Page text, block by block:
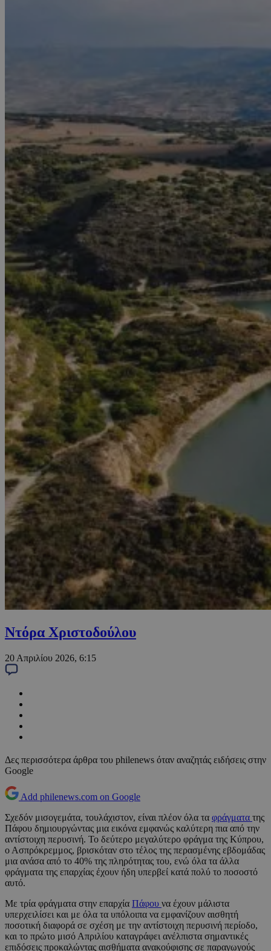
Ντόρα Χριστοδούλου
20 Απριλίου 2026, 6:15
Δες περισσότερα άρθρα του philenews όταν αναζητάς ειδήσεις στην
Google
Add philenews.com on Google
Σχεδόν μισογεμάτα, τουλάχιστον, είναι πλέον όλα τα φράγματα της
Πάφου δημιουργώντας μια εικόνα εμφανώς καλύτερη πια από την
αντίστοιχη περυσινή. Το δεύτερο μεγαλύτερο φράγμα της Κύπρου,
ο Ασπρόκρεμμος, βρισκόταν στο τέλος της περασμένης εβδομάδας
μια ανάσα από το 40% της πληρότητας του, ενώ όλα τα άλλα
φράγματα της επαρχίας έχουν ήδη υπερβεί κατά πολύ το ποσοστό
αυτό.
Με τρία φράγματα στην επαρχία Πάφου να έχουν μάλιστα
υπερχειλίσει και με όλα τα υπόλοιπα να εμφανίζουν αισθητή
ποσοτική διαφορά σε σχέση με την αντίστοιχη περυσινή περίοδο,
και το πρώτο μισό Απριλίου καταγράφει ανέλπιστα σημαντικές
επιδόσεις προκαλώντας αισθήματα ανακούφισης σε παραγωγούς